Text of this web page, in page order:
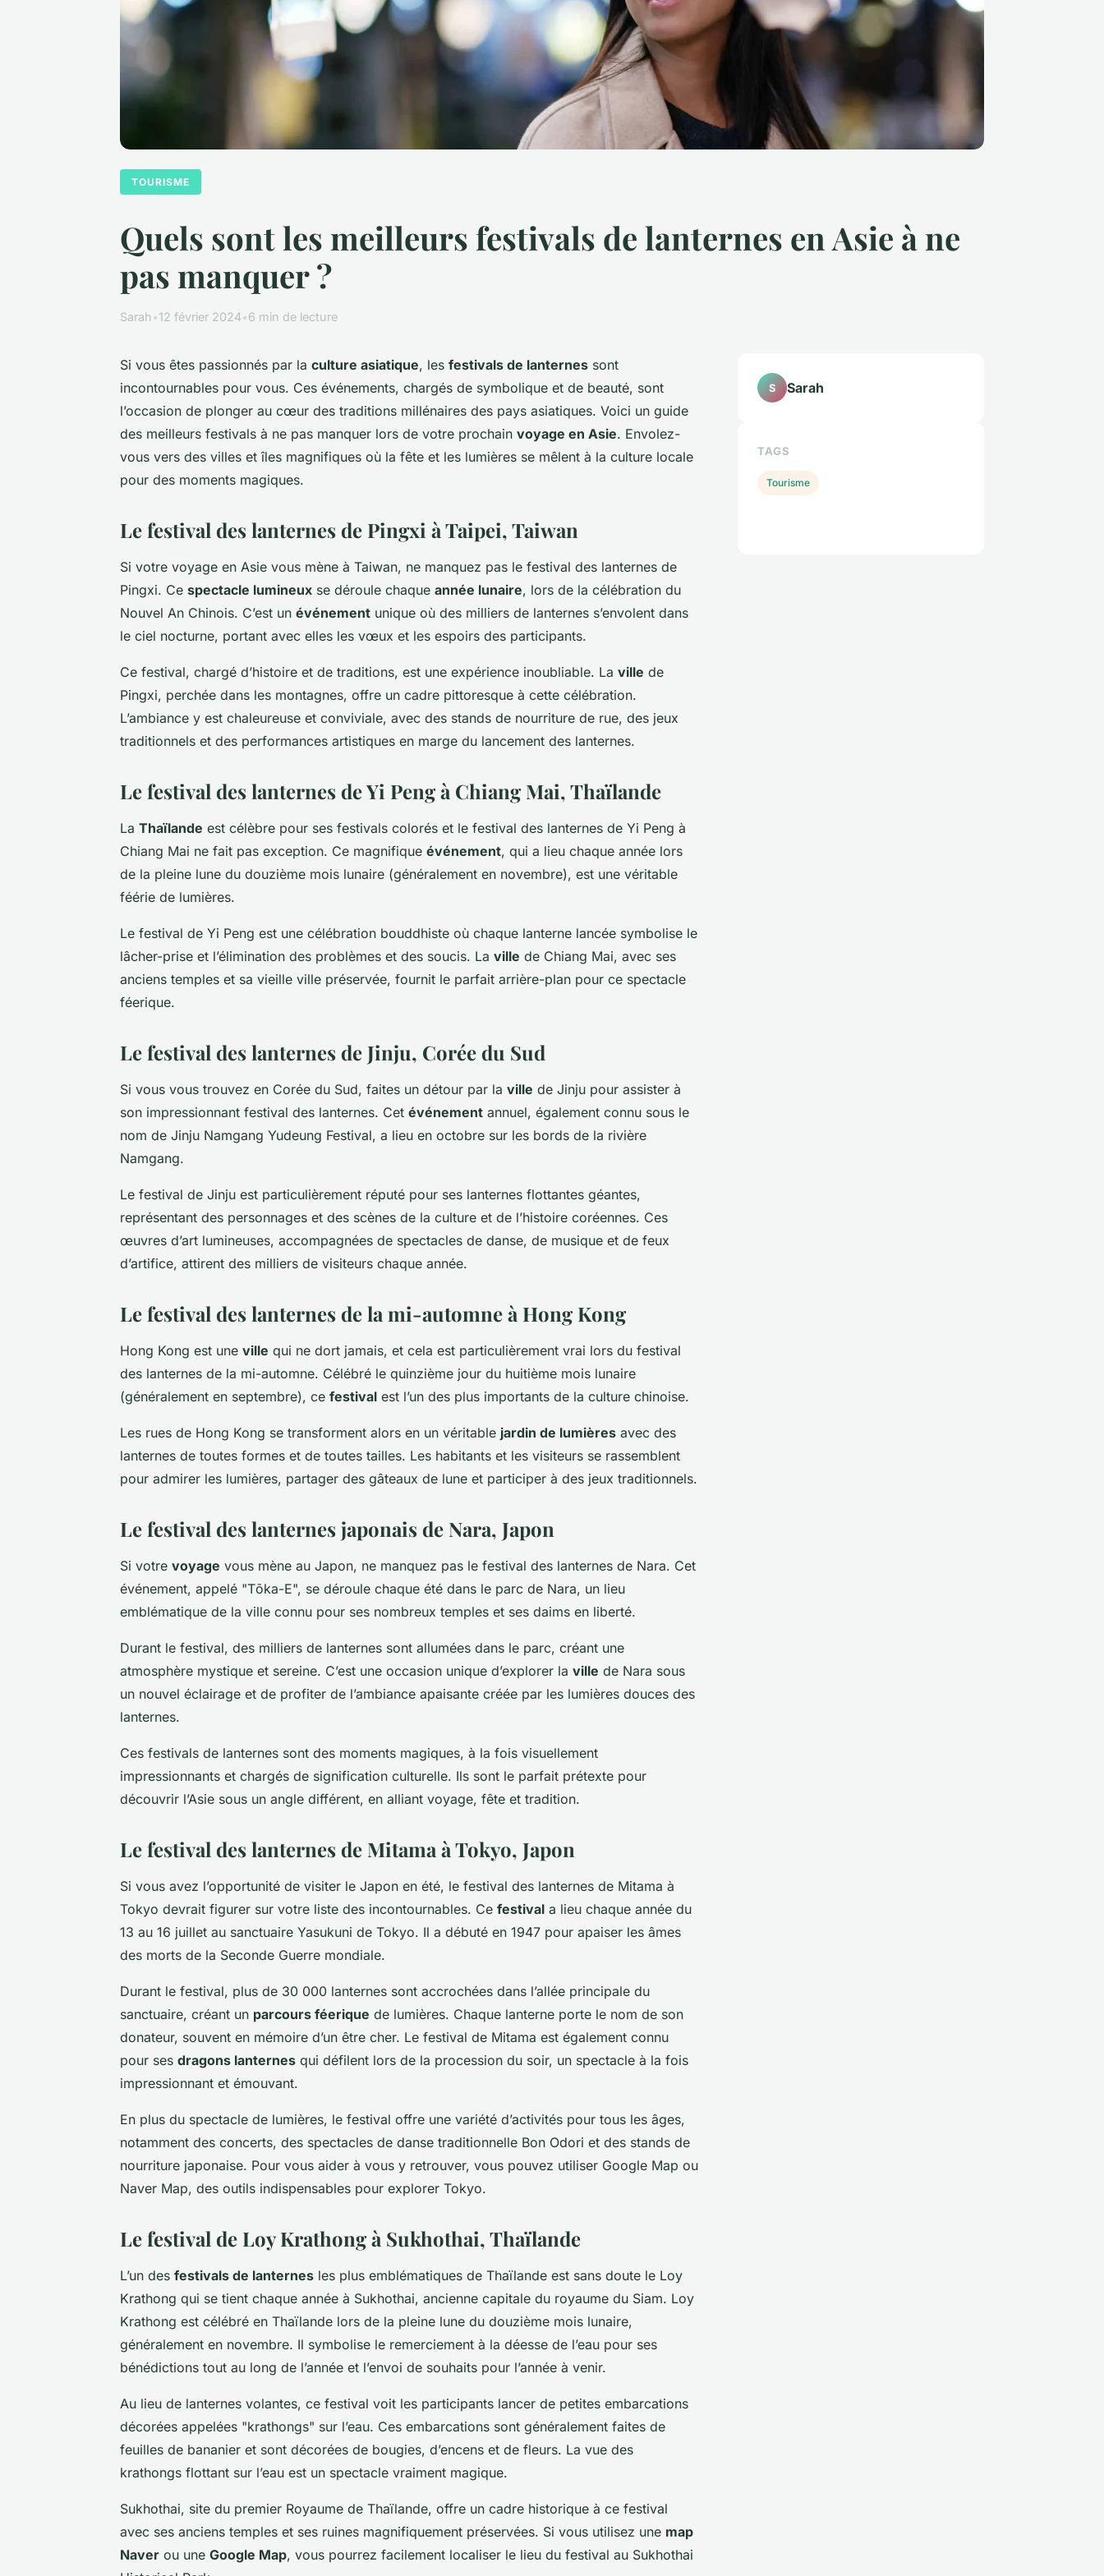
TOURISME
Quels sont les meilleurs festivals de lanternes en Asie à ne
pas manquer ?
Sarah•12 février 2024•6 min de lecture
Si vous êtes passionnés par la culture asiatique, les festivals de lanternes sont
incontournables pour vous. Ces événements, chargés de symbolique et de beauté, sont
l’occasion de plonger au cœur des traditions millénaires des pays asiatiques. Voici un guide
des meilleurs festivals à ne pas manquer lors de votre prochain voyage en Asie. Envolez-
vous vers des villes et îles magnifiques où la fête et les lumières se mêlent à la culture locale
pour des moments magiques.
Le festival des lanternes de Pingxi à Taipei, Taiwan
Si votre voyage en Asie vous mène à Taiwan, ne manquez pas le festival des lanternes de
Pingxi. Ce spectacle lumineux se déroule chaque année lunaire, lors de la célébration du
Nouvel An Chinois. C’est un événement unique où des milliers de lanternes s’envolent dans
le ciel nocturne, portant avec elles les vœux et les espoirs des participants.
Ce festival, chargé d’histoire et de traditions, est une expérience inoubliable. La ville de
Pingxi, perchée dans les montagnes, offre un cadre pittoresque à cette célébration.
L’ambiance y est chaleureuse et conviviale, avec des stands de nourriture de rue, des jeux
traditionnels et des performances artistiques en marge du lancement des lanternes.
Le festival des lanternes de Yi Peng à Chiang Mai, Thaïlande
La Thaïlande est célèbre pour ses festivals colorés et le festival des lanternes de Yi Peng à
Chiang Mai ne fait pas exception. Ce magnifique événement, qui a lieu chaque année lors
de la pleine lune du douzième mois lunaire (généralement en novembre), est une véritable
féérie de lumières.
Le festival de Yi Peng est une célébration bouddhiste où chaque lanterne lancée symbolise le
lâcher-prise et l’élimination des problèmes et des soucis. La ville de Chiang Mai, avec ses
anciens temples et sa vieille ville préservée, fournit le parfait arrière-plan pour ce spectacle
féerique.
Le festival des lanternes de Jinju, Corée du Sud
Si vous vous trouvez en Corée du Sud, faites un détour par la ville de Jinju pour assister à
son impressionnant festival des lanternes. Cet événement annuel, également connu sous le
nom de Jinju Namgang Yudeung Festival, a lieu en octobre sur les bords de la rivière
Namgang.
Le festival de Jinju est particulièrement réputé pour ses lanternes flottantes géantes,
représentant des personnages et des scènes de la culture et de l’histoire coréennes. Ces
œuvres d’art lumineuses, accompagnées de spectacles de danse, de musique et de feux
d’artifice, attirent des milliers de visiteurs chaque année.
Le festival des lanternes de la mi-automne à Hong Kong
Hong Kong est une ville qui ne dort jamais, et cela est particulièrement vrai lors du festival
des lanternes de la mi-automne. Célébré le quinzième jour du huitième mois lunaire
(généralement en septembre), ce festival est l’un des plus importants de la culture chinoise.
Les rues de Hong Kong se transforment alors en un véritable jardin de lumières avec des
lanternes de toutes formes et de toutes tailles. Les habitants et les visiteurs se rassemblent
pour admirer les lumières, partager des gâteaux de lune et participer à des jeux traditionnels.
Le festival des lanternes japonais de Nara, Japon
Si votre voyage vous mène au Japon, ne manquez pas le festival des lanternes de Nara. Cet
événement, appelé "Tōka-E", se déroule chaque été dans le parc de Nara, un lieu
emblématique de la ville connu pour ses nombreux temples et ses daims en liberté.
Durant le festival, des milliers de lanternes sont allumées dans le parc, créant une
atmosphère mystique et sereine. C’est une occasion unique d’explorer la ville de Nara sous
un nouvel éclairage et de profiter de l’ambiance apaisante créée par les lumières douces des
lanternes.
Ces festivals de lanternes sont des moments magiques, à la fois visuellement
impressionnants et chargés de signification culturelle. Ils sont le parfait prétexte pour
découvrir l’Asie sous un angle différent, en alliant voyage, fête et tradition.
Le festival des lanternes de Mitama à Tokyo, Japon
Si vous avez l’opportunité de visiter le Japon en été, le festival des lanternes de Mitama à
Tokyo devrait figurer sur votre liste des incontournables. Ce festival a lieu chaque année du
13 au 16 juillet au sanctuaire Yasukuni de Tokyo. Il a débuté en 1947 pour apaiser les âmes
des morts de la Seconde Guerre mondiale.
Durant le festival, plus de 30 000 lanternes sont accrochées dans l’allée principale du
sanctuaire, créant un parcours féerique de lumières. Chaque lanterne porte le nom de son
donateur, souvent en mémoire d’un être cher. Le festival de Mitama est également connu
pour ses dragons lanternes qui défilent lors de la procession du soir, un spectacle à la fois
impressionnant et émouvant.
En plus du spectacle de lumières, le festival offre une variété d’activités pour tous les âges,
notamment des concerts, des spectacles de danse traditionnelle Bon Odori et des stands de
nourriture japonaise. Pour vous aider à vous y retrouver, vous pouvez utiliser Google Map ou
Naver Map, des outils indispensables pour explorer Tokyo.
Le festival de Loy Krathong à Sukhothai, Thaïlande
L’un des festivals de lanternes les plus emblématiques de Thaïlande est sans doute le Loy
Krathong qui se tient chaque année à Sukhothai, ancienne capitale du royaume du Siam. Loy
Krathong est célébré en Thaïlande lors de la pleine lune du douzième mois lunaire,
généralement en novembre. Il symbolise le remerciement à la déesse de l’eau pour ses
bénédictions tout au long de l’année et l’envoi de souhaits pour l’année à venir.
Au lieu de lanternes volantes, ce festival voit les participants lancer de petites embarcations
décorées appelées "krathongs" sur l’eau. Ces embarcations sont généralement faites de
feuilles de bananier et sont décorées de bougies, d’encens et de fleurs. La vue des
krathongs flottant sur l’eau est un spectacle vraiment magique.
Sukhothai, site du premier Royaume de Thaïlande, offre un cadre historique à ce festival
avec ses anciens temples et ses ruines magnifiquement préservées. Si vous utilisez une map
Naver ou une Google Map, vous pourrez facilement localiser le lieu du festival au Sukhothai
S Sarah
TAGS
Tourisme